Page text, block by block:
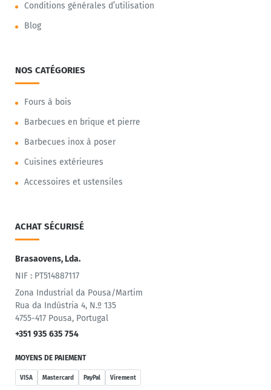
Conditions générales d’utilisation
Blog
NOS CATÉGORIES
Fours à bois
Barbecues en brique et pierre
Barbecues inox à poser
Cuisines extérieures
Accessoires et ustensiles
ACHAT SÉCURISÉ
Brasaovens, Lda.
NIF : PT514887117
Zona Industrial da Pousa/Martim
Rua da Indústria 4, N.º 135
4755-417 Pousa, Portugal
+351 935 635 754
MOYENS DE PAIEMENT
VISA Mastercard PayPal Virement